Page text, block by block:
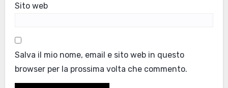
Sito web
Salva il mio nome, email e sito web in questo
browser per la prossima volta che commento.